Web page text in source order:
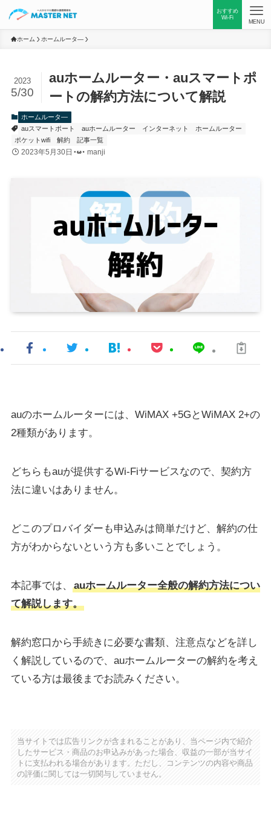
おすすめ
Wi-Fi
MENU
ホーム ホームルータ―
auホームルーター・auスマートポ
ートの解約方法について解説
2023
5/30
ホームルータ―
auスマートポート
auホームルーター インターネット
ホームルーター
ポケットwifi
解約 記事一覧
2023年5月30日 manji
auのホームルーターには、WiMAX +5GとWiMAX 2+の
2種類があります。
どちらもauが提供するWi-Fiサービスなので、契約方
法に違いはありません。
どこのプロバイダーも申込みは簡単だけど、解約の仕
方がわからないという方も多いことでしょう。
本記事では、
auホームルーター全般の解約方法につい
て解説します。
解約窓口から手続きに必要な書類、注意点などを詳し
く解説しているので、auホームルーターの解約を考え
ている方は最後までお読みください。
当サイトでは広告リンクが含まれることがあり、当ページ内で紹介
したサービス・商品のお申込みがあった場合、収益の一部が当サイ
トに支払われる場合があります。ただし、コンテンツの内容や商品
の評価に関しては一切関与していません。